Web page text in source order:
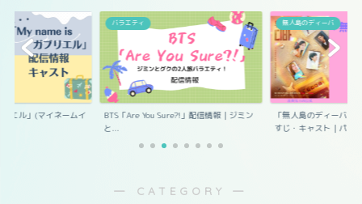
エル」(マイネームイ
バラエティ
BTS「Are You Sure?!」配信情報｜ジミン
と...
無人島のディーバ
「無人島のディーバ」
すじ・キャスト｜パ...
― CATEGORY ―